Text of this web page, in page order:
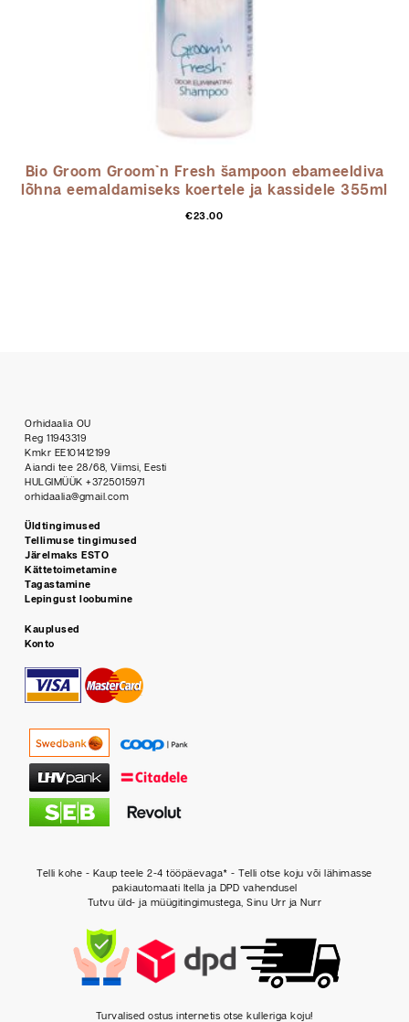
Bio Groom Groom`n Fresh šampoon ebameeldiva
lõhna eemaldamiseks koertele ja kassidele 355ml
€23.00
Orhidaalia OU
Reg 11943319
Kmkr EE101412199
Aiandi tee 28/68, Viimsi, Eesti
HULGIMÜÜK +3725015971
orhidaalia@gmail.com
Üldtingimused
Tellimuse tingimused
Järelmaks ESTO
Kättetoimetamine
Tagastamine
Lepingust loobumine
Kauplused
Konto
Telli kohe - Kaup teele 2-4 tööpäevaga* - Telli otse koju või lähimasse
pakiautomaati Itella ja DPD vahendusel
Tutvu üld- ja müügitingimustega, Sinu Urr ja Nurr
Turvalised ostus internetis otse kulleriga koju!